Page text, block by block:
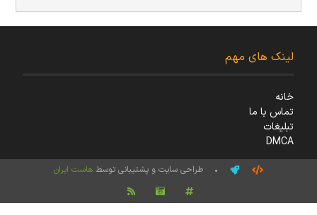
لینک های مهم
خانه
تماس با ما
تبلیغات
DMCA
• طراحی سایت و پشتیبانی توسط هاست ایران